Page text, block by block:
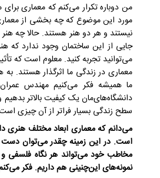
من دوباره تکرار می‌کنم که معماری
مورد این موضوع که چه بخشی از
نیستند و هر دو هنر هستند. حالا چه
جایی از این ساختمان وجود ندارد که
می‌توانید تجربه کنید. معلوم است که
معماری در زندگی ما اثرگذار هستند.
ما همیشه فکر می‌کنیم مهندس
دانشگاه‌های‌مان یک کیفیت بالاتر
سطح زندگی بسیار فراتر از آن چیزی
می‌دانم که معماری ابعاد مختلف هنری
است. در این زمینه چقدر می‌توان دست
مخاطب خود می‌تواند هر نگاه فلسفی و
نمونه‌های این‌چنینی هم داریم. فکر